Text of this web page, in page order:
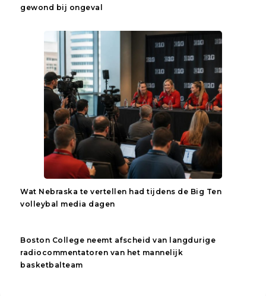
gewond bij ongeval
Wat Nebraska te vertellen had tijdens de Big Ten
volleybal media dagen
Boston College neemt afscheid van langdurige
radiocommentatoren van het mannelijk
basketbalteam